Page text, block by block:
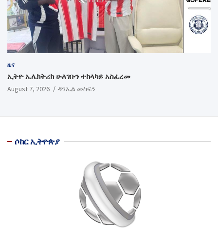
ዜና
ኢትዮ ኤሌክትሪክ ሁለገቡን ተከላካይ አስፈረመ
August 7, 2026 ዳንኤል መስፍን
ሶከር ኢትዮጵያ